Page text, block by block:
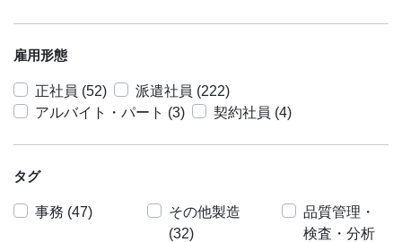
雇用形態
正社員 (52)
派遣社員 (222)
アルバイト・パート (3)
契約社員 (4)
タグ
事務 (47)
その他製造
(32)
品質管理・
検査・分析